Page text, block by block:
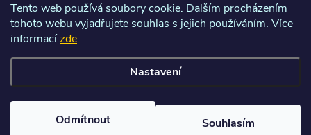
Tento web používá soubory cookie. Dalším procházením
tohoto webu vyjadřujete souhlas s jejich používáním. Více
informacízde
Nastavení
Odmítnout Souhlasím
nastavení cookies